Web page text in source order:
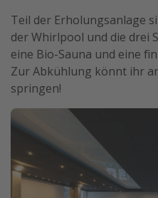
Teil der Erholungsanlage
der Whirlpool und die drei
eine Bio-Sauna und eine
Zur Abkühlung könnt ihr
springen!